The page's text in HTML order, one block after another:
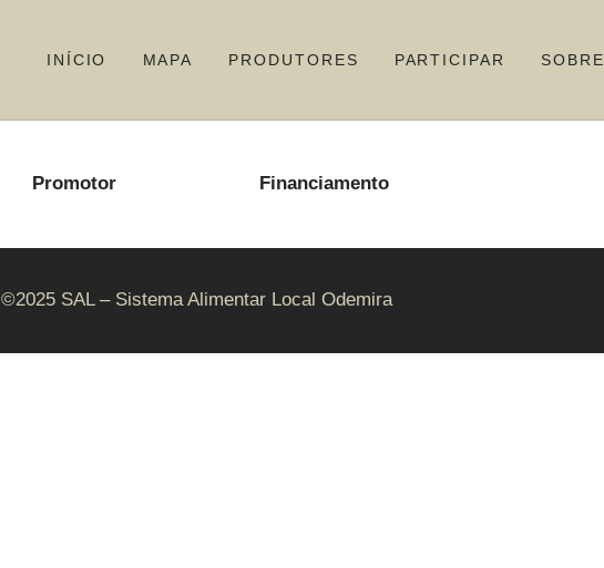
INÍCIO MAPA PRODUTORES PARTICIPAR SOBRE
Promotor Financiamento
©2025 SAL – Sistema Alimentar Local Odemira